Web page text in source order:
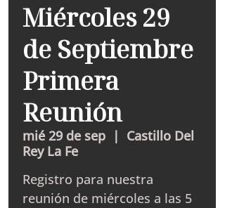
Miércoles 29
de Septiembre
Primera
Reunión
mié 29 de sep
  |
Castillo Del
Rey La Fe
Registro para nuestra
reunión de miércoles a las 5